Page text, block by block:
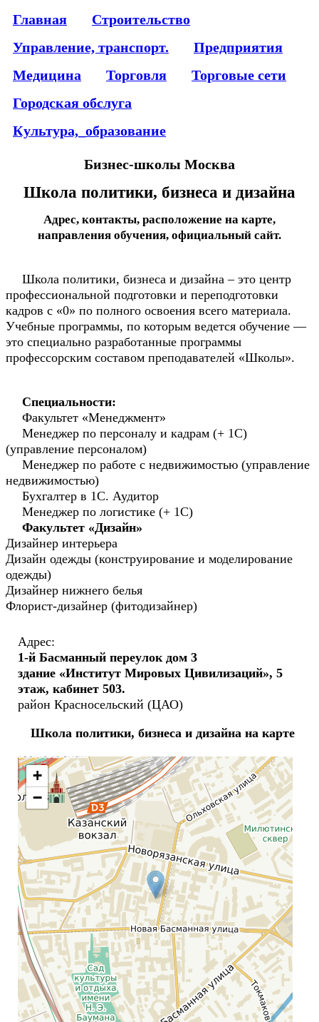
Главная
Строительство
Управление, транспорт.
Предприятия
Медицина
Торговля
Торговые сети
Городская обслуга
Культура,_образование
Бизнес-школы Москва
Школа политики, бизнеса и дизайна
Адрес, контакты, расположение на карте,
направления обучения, официальный сайт.
Школа политики, бизнеса и дизайна – это центр
профессиональной подготовки и переподготовки
кадров с «0» по полного освоения всего материала.
Учебные программы, по которым ведется обучение —
это специально разработанные программы
профессорским составом преподавателей «Школы».
Специальности:
Факультет «Менеджмент»
Менеджер по персоналу и кадрам (+ 1С)
(управление персоналом)
Менеджер по работе с недвижимостью (управление
недвижимостью)
Бухгалтер в 1С. Аудитор
Менеджер по логистике (+ 1С)
Факультет «Дизайн»
Дизайнер интерьера
Дизайн одежды (конструирование и моделирование
одежды)
Дизайнер нижнего белья
Флорист-дизайнер (фитодизайнер)
Адрес:
1-й Басманный переулок дом 3
здание «Институт Мировых Цивилизаций», 5
этаж, кабинет 503.
район Красносельский (ЦАО)
Школа политики, бизнеса и дизайна на карте
+
−